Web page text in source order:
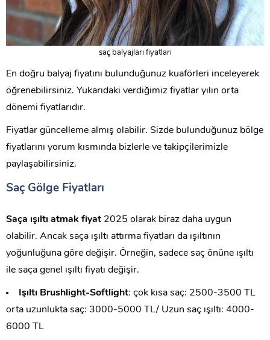
saç balyajları fiyatları
En doğru balyaj fiyatını bulunduğunuz kuaförleri inceleyerek
öğrenebilirsiniz. Yukarıdaki verdiğimiz fiyatlar yılın orta
dönemi fiyatlarıdır.
Fiyatlar güncelleme almış olabilir. Sizde bulunduğunuz bölge
fiyatlarını yorum kısmında bizlerle ve takipçilerimizle
paylaşabilirsiniz.
Saç Gölge Fiyatları
Saça ışıltı atmak fiyat 2025 olarak biraz daha uygun
olabilir. Ancak saça ışıltı attırma fiyatları da ışıltının
yoğunluğuna göre değişir. Örneğin, sadece saç önüne ışıltı
ile saça genel ışıltı fiyatı değişir.
Işıltı Brushlight-Softlight: çok kısa saç: 2500-3500 TL
orta uzunlukta saç: 3000-5000 TL/ Uzun saç ışıltı: 4000-
6000 TL